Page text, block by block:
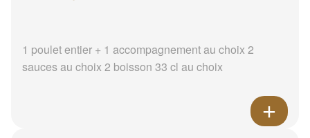
1 poulet entier + 1 accompagnement au choix 2
sauces au choix 2 boisson 33 cl au choix